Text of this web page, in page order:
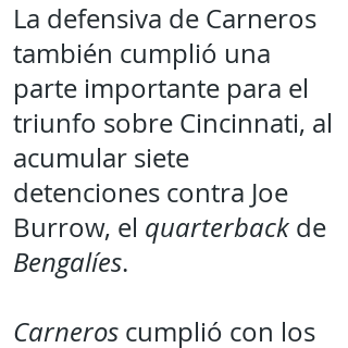
La defensiva de Carneros
también cumplió una
parte importante para el
triunfo sobre Cincinnati, al
acumular siete
detenciones contra Joe
Burrow, el quarterback de
Bengalíes.
Carneros cumplió con los